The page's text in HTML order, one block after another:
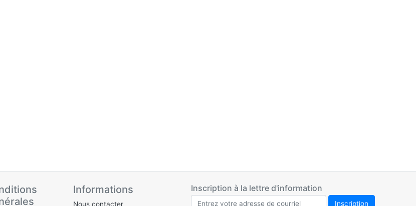
Informations
Nous contacter
Inscription à la lettre d'information